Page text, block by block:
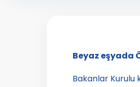
Beyaz eşyada
Bakanlar Kurulu